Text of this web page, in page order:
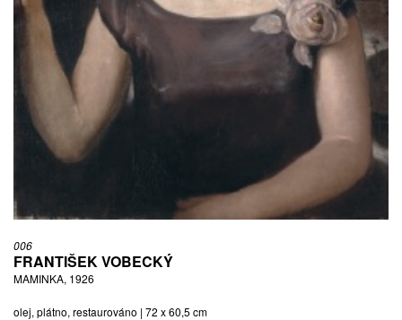
006
FRANTIŠEK VOBECKÝ
MAMINKA, 1926
olej, plátno, restaurováno | 72 x 60,5 cm